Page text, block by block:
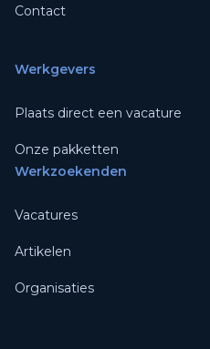
Contact
Werkgevers
Plaats direct een vacature
Onze pakketten
Werkzoekenden
Vacatures
Artikelen
Organisaties